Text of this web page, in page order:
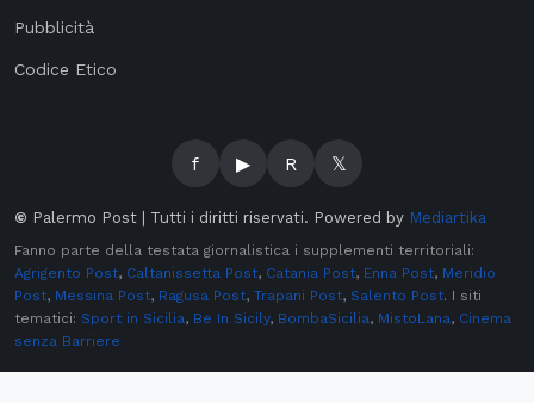
Pubblicità
Codice Etico
f ▶ R 𝕏
© Palermo Post | Tutti i diritti riservati. Powered by Mediartika
Fanno parte della testata giornalistica i supplementi territoriali:
Agrigento Post, Caltanissetta Post, Catania Post, Enna Post, Meridio
Post, Messina Post, Ragusa Post, Trapani Post, Salento Post. I siti
tematici: Sport in Sicilia, Be In Sicily, BombaSicilia, MistoLana, Cinema
senza Barriere